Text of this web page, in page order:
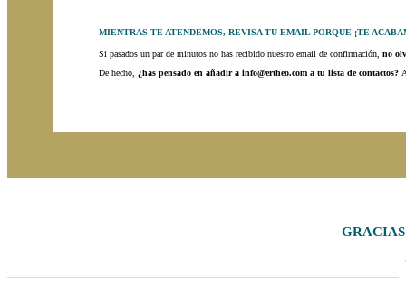
MIENTRAS TE ATENDEMOS, REVISA TU EMAIL PORQUE ¡TE
Si pasados un par de minutos no has recibido nuestro email de confirmación,no
De hecho, ¿has pensado en añadir a info@ertheo.com a tu lista de contactos?
GRACIAS